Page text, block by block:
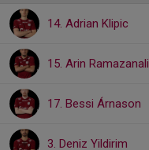
14. Adrian Klipic
15. Arin Ramazanali
17. Bessi Árnason
3. Deniz Yildirim